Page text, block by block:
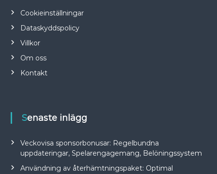
Cookieinställningar
Dataskyddspolicy
Villkor
Om oss
Kontakt
Senaste inlägg
Veckovisa sponsorbonusar: Regelbundna
uppdateringar, Spelarengagemang, Belöningssystem
Användning av återhämtningspaket: Optimal